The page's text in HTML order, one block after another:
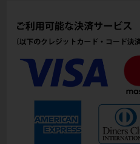
123mm
シートチューブ
440mm
トップチューブ